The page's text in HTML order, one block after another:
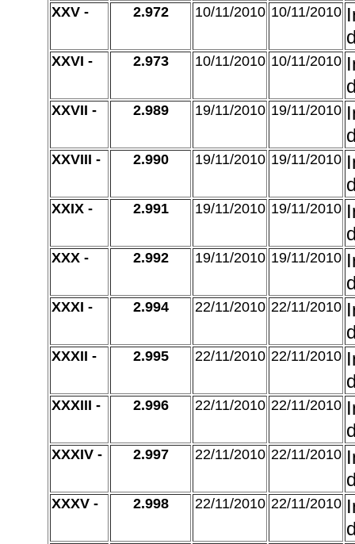
XXV - 2.972 10/11/2010 10/11/2010
XXVI - 2.973 10/11/2010 10/11/2010
XXVII - 2.989 19/11/2010 19/11/2010
XXVIII - 2.990 19/11/2010 19/11/2010
XXIX - 2.991 19/11/2010 19/11/2010
XXX - 2.992 19/11/2010 19/11/2010
XXXI - 2.994 22/11/2010 22/11/2010
XXXII - 2.995 22/11/2010 22/11/2010
XXXIII - 2.996 22/11/2010 22/11/2010
XXXIV - 2.997 22/11/2010 22/11/2010
XXXV - 2.998 22/11/2010 22/11/2010